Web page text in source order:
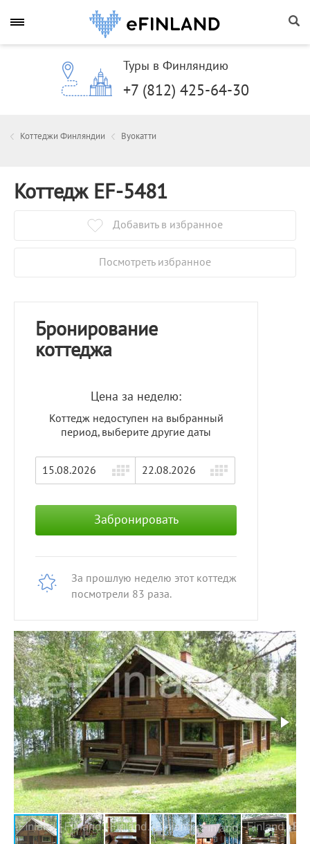
Туры в Финляндию
+7 (812) 425-64-30
Коттеджи Финляндии Вуокатти
Коттедж EF-5481
Добавить в избранное
Посмотреть избранное
Бронирование
коттеджа
Цена за неделю:
Коттедж недоступен на выбранный
период, выберите другие даты
Забронировать
За прошлую неделю этот коттедж
посмотрели 83 раза.